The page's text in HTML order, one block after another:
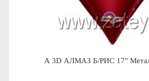
А 3D АЛМАЗ Б/РИС 17"